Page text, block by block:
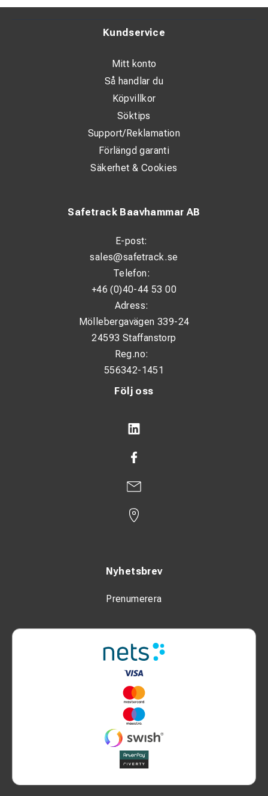
Följ oss
Nyhetsbrev
Prenumerera
Safetrack Baavhammar AB
E-post:
sales@safetrack.se
Telefon:
+46 (0)40-44 53 00
Adress:
Möllebergavägen 339-24
24593 Staffanstorp
Reg.no:
556342-1451
Kundservice
Mitt konto
Så handlar du
Köpvillkor
Söktips
Support/Reklamation
Förlängd garanti
Säkerhet & Cookies